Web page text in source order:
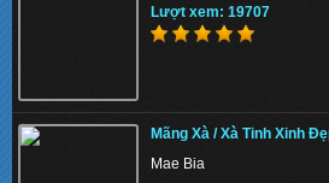
Đại Náo Thiên Cung ()
The Monkey King
Lượt xem: 137348
Lượt xem: 19707
Mãng Xà / Xà Tinh Xinh
Mae Bia